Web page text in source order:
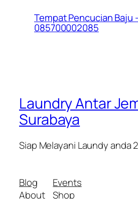
Tempat Pencucian Baju
085700002085
Laundry Antar
Surabaya
Siap Melayani Laundy anda
Blog
About
Events
Shop